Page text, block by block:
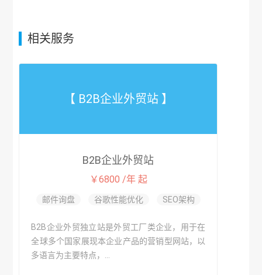
相关服务
【 B2B企业外贸站 】
B2B企业外贸站
￥6800 /年 起
邮件询盘 谷歌性能优化 SEO架构
B2B企业外贸独立站是外贸工厂类企业，用于在
全球多个国家展现本企业产品的营销型网站，以
多语言为主要特点，...